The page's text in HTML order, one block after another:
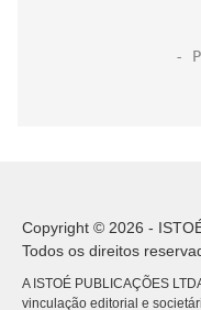
Copyright © 2026 -
Todos os direitos
A ISTOÉ PUBLICAÇÕES
vinculação editorial e